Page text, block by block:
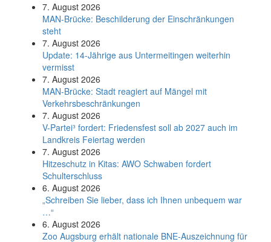
7. August 2026
MAN-Brücke: Beschilderung der Einschränkungen
steht
7. August 2026
Update: 14-Jährige aus Untermeitingen weiterhin
vermisst
7. August 2026
MAN-Brücke: Stadt reagiert auf Mängel mit
Verkehrsbeschränkungen
7. August 2026
V-Partei­³ fordert: Friedens­fest soll ab 2027 auch im
Land­kreis Feier­tag werden
7. August 2026
Hitzeschutz in Kitas: AWO Schwaben fordert
Schulterschluss
6. August 2026
„Schreiben Sie lieber, dass ich Ihnen unbequem war
…“
6. August 2026
Zoo Augsburg erhält nationale BNE-Auszeichnung für